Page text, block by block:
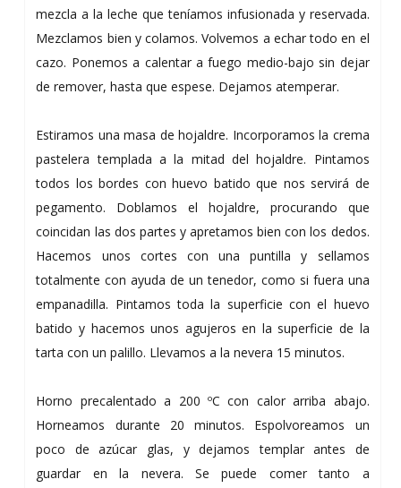
mezcla a la leche que teníamos infusionada y reservada.
Mezclamos bien y colamos. Volvemos a echar todo en el
cazo. Ponemos a calentar a fuego medio-bajo sin dejar
de remover, hasta que espese. Dejamos atemperar.
Estiramos una masa de hojaldre. Incorporamos la crema
pastelera templada a la mitad del hojaldre. Pintamos
todos los bordes con huevo batido que nos servirá de
pegamento. Doblamos el hojaldre, procurando que
coincidan las dos partes y apretamos bien con los dedos.
Hacemos unos cortes con una puntilla y sellamos
totalmente con ayuda de un tenedor, como si fuera una
empanadilla. Pintamos toda la superficie con el huevo
batido y hacemos unos agujeros en la superficie de la
tarta con un palillo. Llevamos a la nevera 15 minutos.
Horno precalentado a 200 ºC con calor arriba abajo.
Horneamos durante 20 minutos. Espolvoreamos un
poco de azúcar glas, y dejamos templar antes de
guardar en la nevera. Se puede comer tanto a